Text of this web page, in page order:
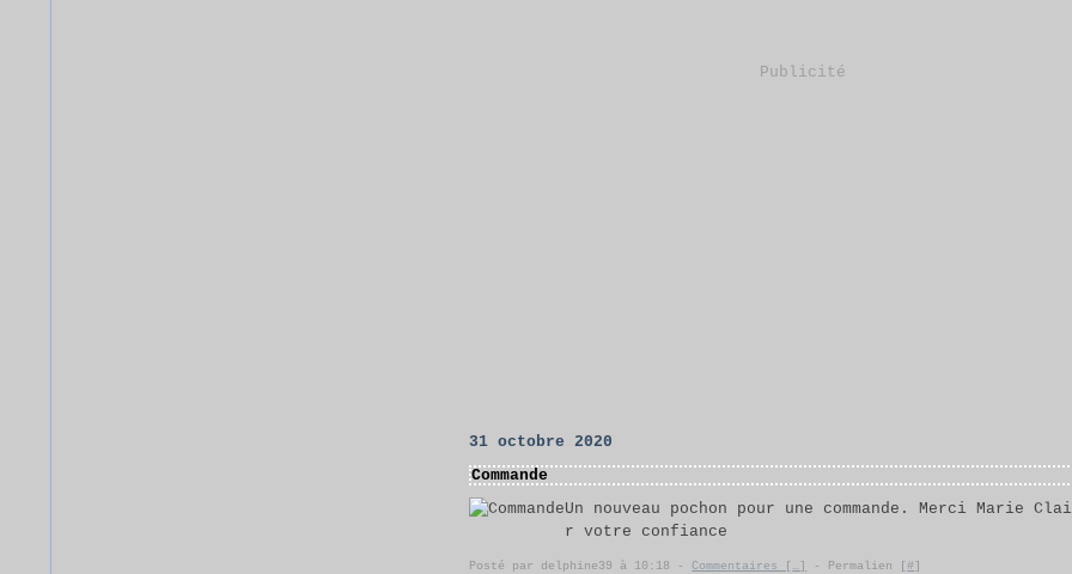
Publicité
31 octobre 2020
Commande
Un nouveau pochon pour une commande. Merci Marie
r votre confiance
Posté par delphine39 à 10:18 -Commentaires […] - Permalien [#]